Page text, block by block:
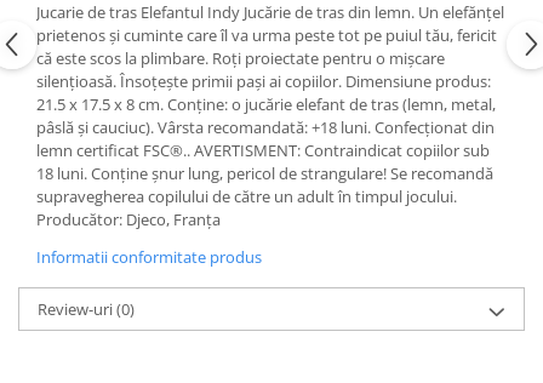
Jucarie de tras Elefantul Indy Jucărie de tras din lemn. Un elefănțel
prietenos și cuminte care îl va urma peste tot pe puiul tău, fericit
că este scos la plimbare. Roți proiectate pentru o mișcare
silențioasă. Însoțește primii pași ai copiilor. Dimensiune produs:
21.5 x 17.5 x 8 cm. Conține: o jucărie elefant de tras (lemn, metal,
pâslă și cauciuc). Vârsta recomandată: +18 luni. Confecționat din
lemn certificat FSC®.. AVERTISMENT: Contraindicat copiilor sub
18 luni. Conține șnur lung, pericol de strangulare! Se recomandă
supravegherea copilului de către un adult în timpul jocului.
Producător: Djeco, Franța
Informatii conformitate produs
Review-uri(0)